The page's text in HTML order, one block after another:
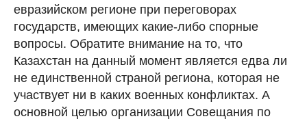
евразийском регионе при переговорах
государств, имеющих какие-либо спорные
вопросы. Обратите внимание на то, что
Казахстан на данный момент является едва ли
не единственной страной региона, которая не
участвует ни в каких военных конфликтах. А
основной целью организации Совещания по